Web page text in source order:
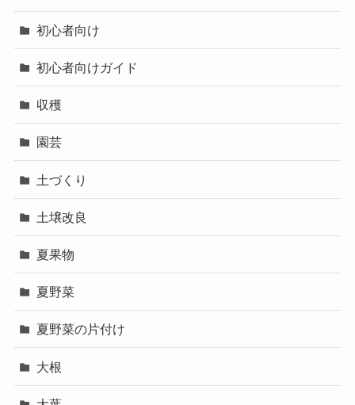
初心者向け
初心者向けガイド
収穫
園芸
土づくり
土壌改良
夏果物
夏野菜
夏野菜の片付け
大根